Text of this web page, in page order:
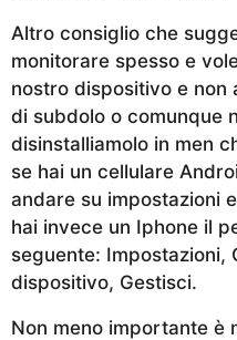
Altro consiglio che
monitorare spesso e
nostro dispositivo e non
di subdolo o comunque
disinstalliamolo in men
se hai un cellulare
andare su impostazioni
hai invece un Iphone il
seguente: Impostazioni,
dispositivo, Gestisci.
Non meno importante è